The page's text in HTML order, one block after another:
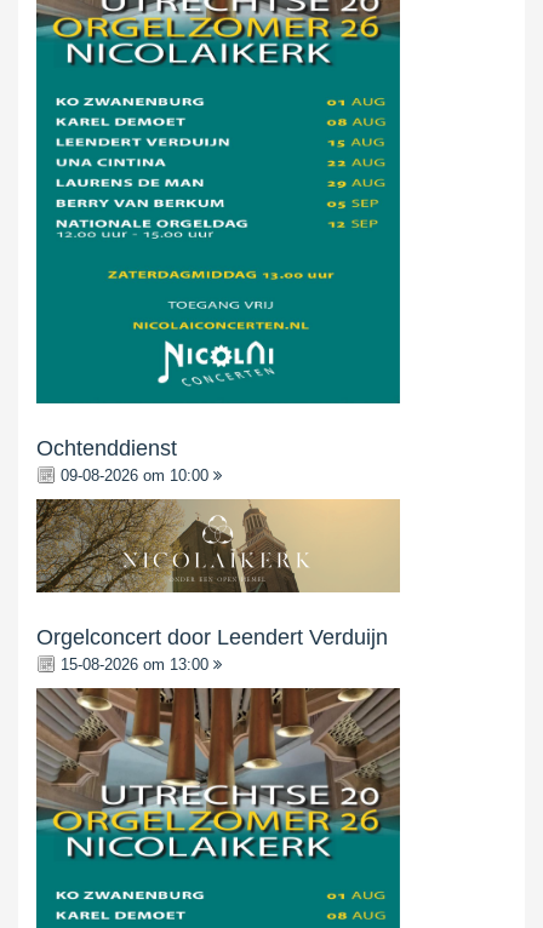
Ochtenddienst
09-08-2026 om 10:00
Orgelconcert door Leendert Verduijn
15-08-2026 om 13:00